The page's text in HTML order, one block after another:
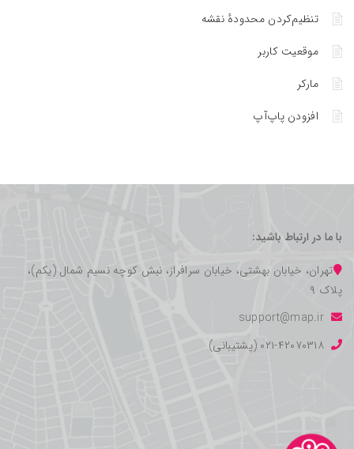
تنظیم‌کردن محدوده‌ٔ نقشه
موقعیت کاربر
مارکر
افزودن پاپ‌آپ
با ما در ارتباط باشید:
تهران، خیابان بهشتی، خیابان سرافراز، نبش کوچه نسیم شمال (یکم)،
پلاک ۹